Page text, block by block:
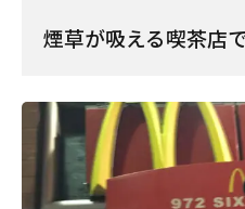
煙草が吸える喫茶店